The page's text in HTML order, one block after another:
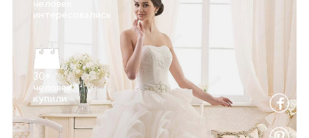
человек
30+
человек
купили